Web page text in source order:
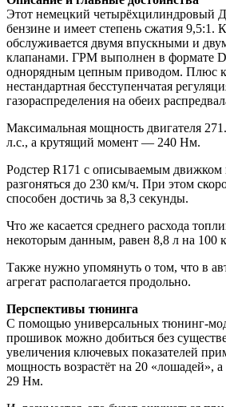
Этот немецкий четырёхцилиндровый
бензине и имеет степень сжатия 9,5:1.
обслуживается двумя впускными и
клапанами. ГРМ выполнен в формате
однорядным цепным приводом. Плюс
нестандартная бесступенчатая
газораспределения на обеих
Максимальная мощность двигателя
л.с., а крутящий момент — 240 Нм.
Родстер R171 с описываемым движком
разгоняться до 230 км/ч. При этом
способен достичь за 8,3 секунды.
Что же касается среднего расхода
некоторым данным, равен 8,8 л на 100
Также нужно упомянуть о том, что в
агрегат располагается продольно.
Перспективы тюнинга
С помощью универсальных тюнинг-
прошивок можно добиться без
увеличения ключевых показателей
мощность возрастёт на 20 «лошадей»,
29 Нм.